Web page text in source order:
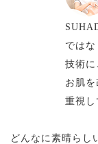
では
技術に
お肌
重視し
どんなに素晴らし